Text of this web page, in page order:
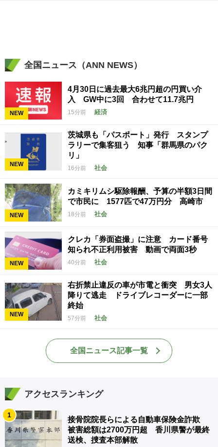
全国ニュース（ANN NEWS）
NEW
4月30日に過去最大6兆円超の円買い介
入 GW中に3回 合わせて11.7兆円
15分前 経済
NEW
茨城県も「パスポート」発行 スタンプ
ラリーで集客狙う 知事「群馬県のパク
リ」
16分前 社会
NEW
カミキリムシ駆除報酬、予算の半額3日間
で市民に 1577匹で47万円分 高崎市
18分前 社会
NEW
クレカ「券面盗撮」に注意 カード番号
知られ不正利用被害 動画で両面3秒
40分前 社会
NEW
右折禁止違反の車が市電と衝突 男女3人
降りて逃走 ドライブレコーダーに一部
終始
57分前 社会
全国ニュース記事一覧
アクセスランキング
1
接骨院院長らによる自動車保険金詐欺
被害総額は2700万円超 香川県警が最終
送検、捜査本部解散